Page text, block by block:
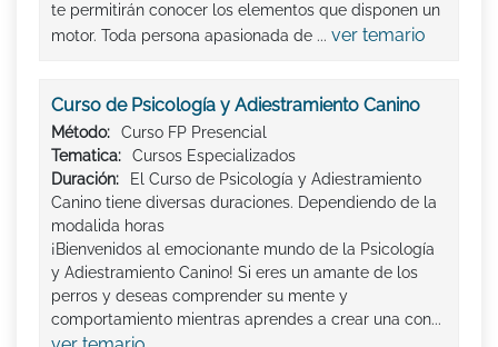
te permitirán conocer los elementos que disponen un
motor. Toda persona apasionada de ... ver temario
Curso de Psicología y Adiestramiento Canino
Método:
Curso FP Presencial
Tematica:
Cursos Especializados
Duración:
El Curso de Psicología y Adiestramiento
Canino tiene diversas duraciones. Dependiendo de la
modalida horas
¡Bienvenidos al emocionante mundo de la Psicología
y Adiestramiento Canino! Si eres un amante de los
perros y deseas comprender su mente y
comportamiento mientras aprendes a crear una con...